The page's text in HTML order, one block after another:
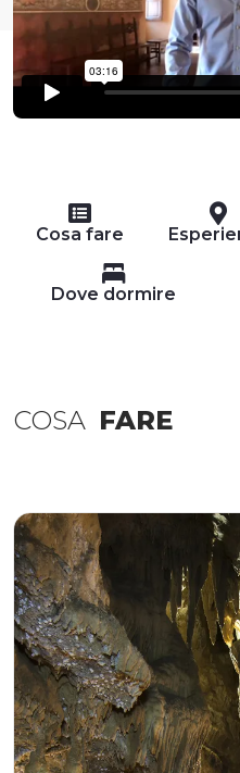
Cosa fare
Dove dormire
COSA FARE